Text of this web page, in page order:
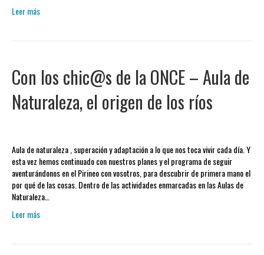
Leer más
Con los chic@s de la ONCE – Aula de
Naturaleza, el origen de los ríos
Aula de naturaleza , superación y adaptación a lo que nos toca vivir cada día. Y
esta vez hemos continuado con nuestros planes y el programa de seguir
aventurándonos en el Pirineo con vosotros, para descubrir de primera mano el
por qué de las cosas. Dentro de las actividades enmarcadas en las Aulas de
Naturaleza…
Leer más